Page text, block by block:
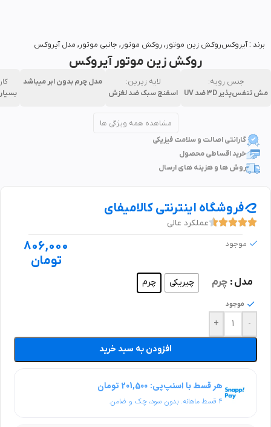
برند :آیروکسروکش زین موتور , روکش موتور , جانبی موتور , مدل آیروکس
روکش زین موتور آیروکس
جنس رویه:
مش تنفس‌پذیر ۳D ضد UV
لایه زیرین:
اسفنج سبک ضد لغزش
مدل چرم بدون ابر میباشد
مشاهده همه ویژگی ها
گارانتی اصالت و سلامت فیزیکی
خرید اقساطی محصول
روش ها و هزینه های ارسال
فروشگاه اینترنتی کالامیفای
عملکرد عالی
موجود
806,000
تومان
مدل چرم چیریکی چرم
موجود
-
+
افزودن به سبد خرید
هر قسط با اسنپ‌پی: 201,500 تومان
۴ قسط ماهانه. بدون سود، چک و ضامن.